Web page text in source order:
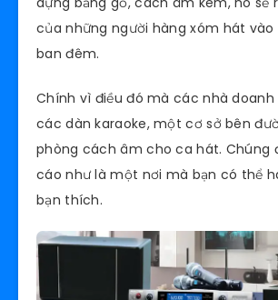
của những người hàng xóm hát vào
ban đêm.
Chính vì điều đó mà các nhà doanh
các dàn karaoke, một cơ sở bên
phòng cách âm cho ca hát. Chúng
cáo như là một nơi mà bạn có thể
bạn thích.